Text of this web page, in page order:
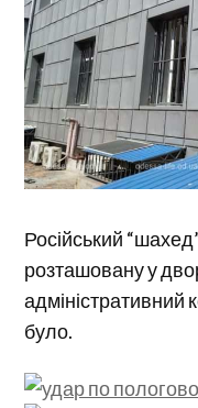
Російський
розташовану у
адміністративний
було.